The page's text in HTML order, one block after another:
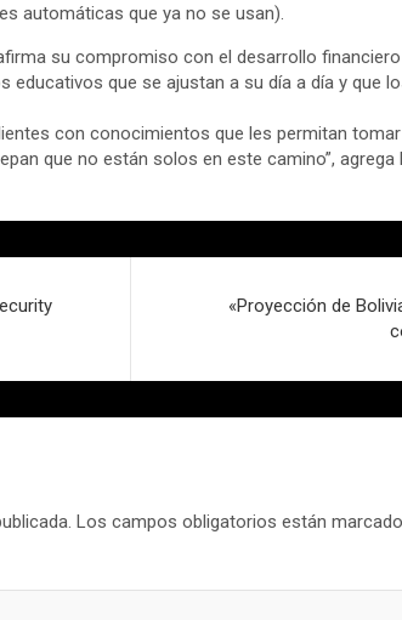
automáticas que ya no se usan).
su compromiso con el desarrollo
educativos que se ajustan a su día a día y que
con conocimientos que les permitan
que no están solos en este camino”, agrega
«Proyección de
Los campos obligatorios están